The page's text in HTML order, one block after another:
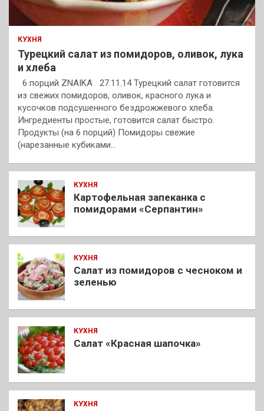
КУХНЯ
Турецкий салат из помидоров, оливок, лука
и хлеба
6 порций ZNAIKA 27.11.14 Турецкий салат готовится
из свежих помидоров, оливок, красного лука и
кусочков подсушенного бездрожжевого хлеба.
Ингредиенты простые, готовится салат быстро.
Продукты (на 6 порций) Помидоры свежие
(нарезанные кубиками…
КУХНЯ
Картофельная запеканка с
помидорами «Серпантин»
КУХНЯ
Салат из помидоров с чесноком и
зеленью
КУХНЯ
Салат «Красная шапочка»
КУХНЯ